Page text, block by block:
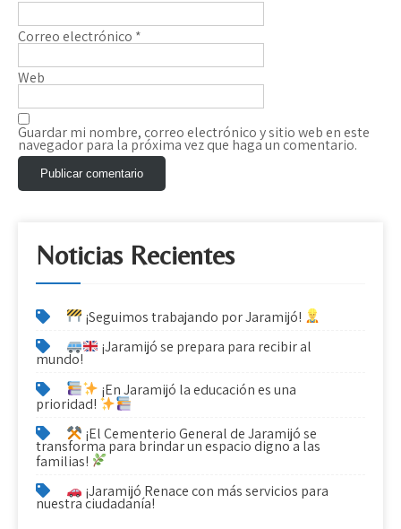
n
d
e
e
n
t
Correo electrónico *
Web
Guardar mi nombre, correo electrónico y sitio web en este
navegador para la próxima vez que haga un comentario.
Noticias Recientes
¡Seguimos trabajando por Jaramijó!
¡Jaramijó se prepara para recibir al
mundo!
¡En Jaramijó la educación es una
prioridad!
¡El Cementerio General de Jaramijó se
transforma para brindar un espacio digno a las
familias!
¡Jaramijó Renace con más servicios para
nuestra ciudadanía!